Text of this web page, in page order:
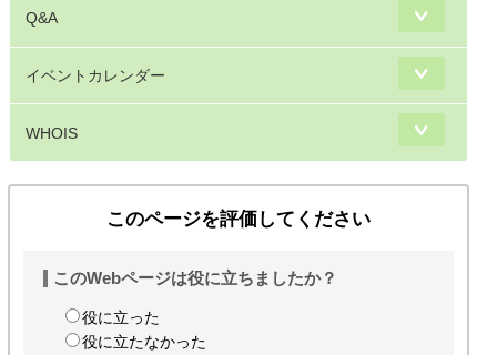
Q&A
イベントカレンダー
WHOIS
このページを評価してください
このWebページは役に立ちましたか？
役に立った
役に立たなかった